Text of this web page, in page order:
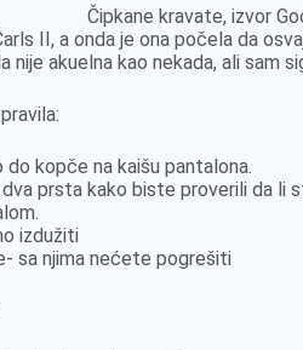
Čipkane kravate, izvor
II, a onda je ona počela da
nije akuelna kao nekada, ali sam
kopče na kaišu pantalona.
prsta kako biste proverili da li
izdužiti
sa njima nećete pogrešiti